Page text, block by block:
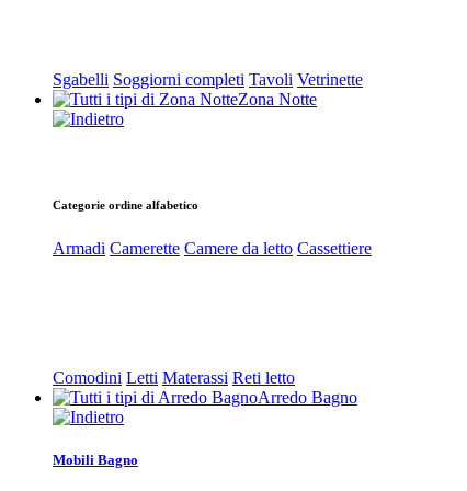
Sgabelli Soggiorni completi Tavoli Vetrinette
Zona Notte
Categorie ordine alfabetico
Armadi Camerette Camere da letto Cassettiere
Comodini Letti Materassi Reti letto
Arredo Bagno
Mobili Bagno